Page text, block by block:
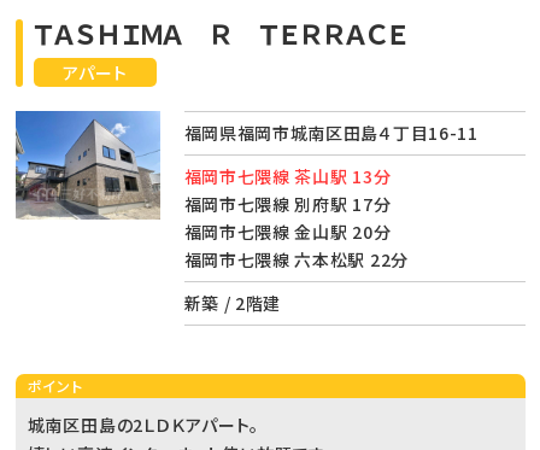
アパート
ＴＡＳＨＩＭＡ Ｒ ＴＥＲＲＡＣＥ
福岡県福岡市城南区田島４丁目16-11
福岡市七隈線 茶山駅 13分
福岡市七隈線 別府駅 17分
福岡市七隈線 金山駅 20分
福岡市七隈線 六本松駅 22分
新築 / 2階建
ポイント
城南区田島の2ＬＤＫアパート。